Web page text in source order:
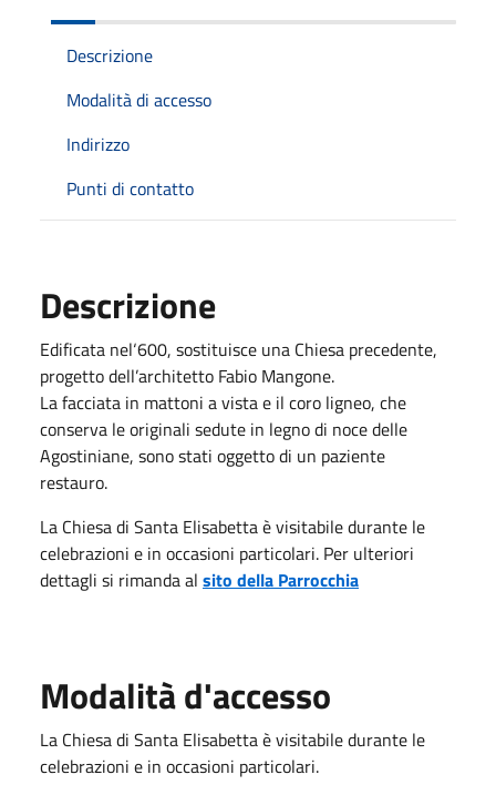
Descrizione
Modalità di accesso
Indirizzo
Punti di contatto
Descrizione
Edificata nel‘600, sostituisce una Chiesa precedente,
progetto dell’architetto Fabio Mangone.
La facciata in mattoni a vista e il coro ligneo, che
conserva le originali sedute in legno di noce delle
Agostiniane, sono stati oggetto di un paziente
restauro.
La Chiesa di Santa Elisabetta è visitabile durante le
celebrazioni e in occasioni particolari. Per ulteriori
dettagli si rimanda al sito della Parrocchia
Modalità d'accesso
La Chiesa di Santa Elisabetta è visitabile durante le
celebrazioni e in occasioni particolari.